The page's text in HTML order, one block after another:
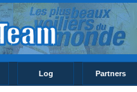
Log Partners